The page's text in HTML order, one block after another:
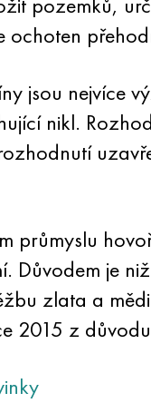
ochoten
jsou nejvíce
nikl.
průmyslu
Důvodem je
zlata a
2015 z